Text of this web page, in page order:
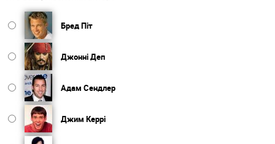
Бред Піт
Джонні Деп
Адам Сендлер
Джим Керрі